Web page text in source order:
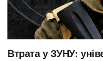
Втрата у ЗУНУ: